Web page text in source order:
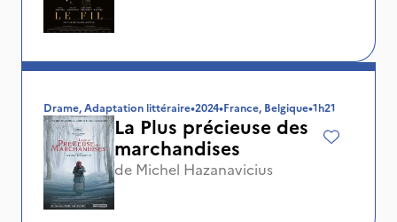
Drame, Adaptation littéraire•2024•France, Belgique•1h21
La Plus précieuse des
marchandises
de Michel Hazanavicius